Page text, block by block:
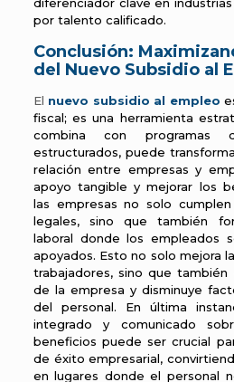
por talento calificado.
Conclusión:
del Nuevo Subsidio al
El nuevo subsidio al empleo
fiscal; es una herramienta
combina con programas
estructurados, puede
relación entre empresas y
apoyo tangible y mejorar los
las empresas no solo
legales, sino que también
laboral donde los empleados
apoyados. Esto no solo mejora
trabajadores, sino que también
de la empresa y disminuye
del personal. En última
integrado y comunicado
beneficios puede ser crucial
de éxito empresarial,
en lugares donde el personal